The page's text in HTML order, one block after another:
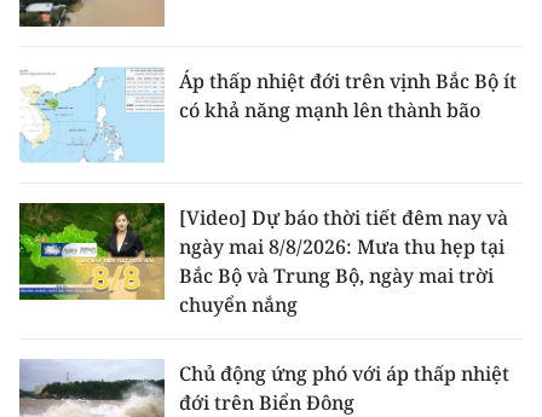
Áp thấp nhiệt đới trên vịnh Bắc Bộ ít
có khả năng mạnh lên thành bão
[Video] Dự báo thời tiết đêm nay và
ngày mai 8/8/2026: Mưa thu hẹp tại
Bắc Bộ và Trung Bộ, ngày mai trời
chuyển nắng
Chủ động ứng phó với áp thấp nhiệt
đới trên Biển Đông